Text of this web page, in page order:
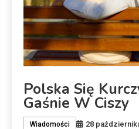
Polska Się
Gaśnie W Ciszy
Wiadomości 28